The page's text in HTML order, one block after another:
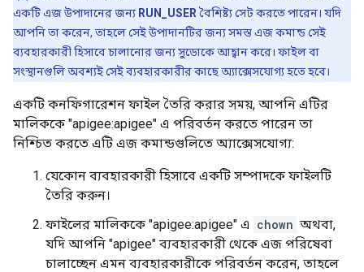
একটি এজ উপাদানের জন্য RUN_USER বৈশিষ্ট্য সেট করতে পারেন। যদি
আপনি তা করেন, তাহলে সেই উপাদানটির জন্য সমস্ত এজ কমান্ড সেই
ব্যবহারকারী হিসাবে চালানোর জন্য সুডোকে আহ্বান করে। ফাইল বা
সংস্থানগুলি অবশ্যই সেই ব্যবহারকারীর কাছে অ্যাক্সেসযোগ্য হতে হবে।
একটি কনফিগারেশন ফাইল তৈরি করার সময়, আপনি এটির
মালিককে "apigee:apigee" এ পরিবর্তন করতে পারেন তা
নিশ্চিত করতে এটি এজ কমান্ডগুলিতে অ্যাক্সেসযোগ্য:
যেকোন ব্যবহারকারী হিসাবে একটি সম্পাদকে ফাইলটি
তৈরি করুন।
ফাইলের মালিককে "apigee:apigee" এ chown অথবা,
যদি আপনি "apigee" ব্যবহারকারী থেকে এজ পরিষেবা
চালাচ্ছেন এমন ব্যবহারকারীকে পরিবর্তন করেন, তাহলে